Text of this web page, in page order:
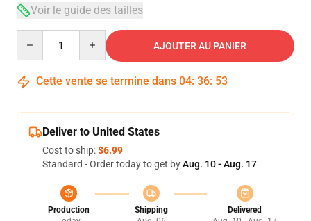
Voir le guide des tailles
AJOUTER AU PANIER
Cette vente se termine dans 04: 36: 53
Deliver to United States
Cost to ship:$6.99
Standard - Order today to get byAug. 10 - Aug. 17
Production
Shipping
Delivered